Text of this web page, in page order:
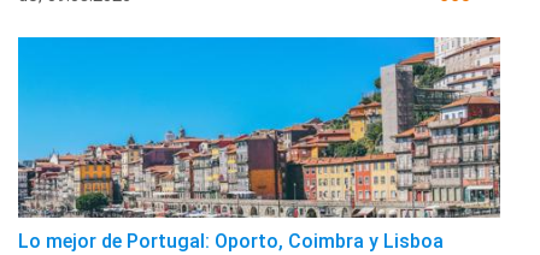
Lo mejor de Portugal: Oporto, Coimbra y Lisboa